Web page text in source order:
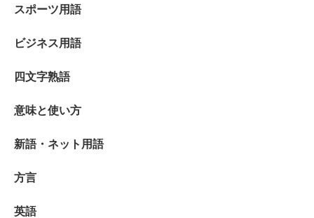
スポーツ用語
ビジネス用語
四文字熟語
意味と使い方
新語・ネット用語
方言
英語